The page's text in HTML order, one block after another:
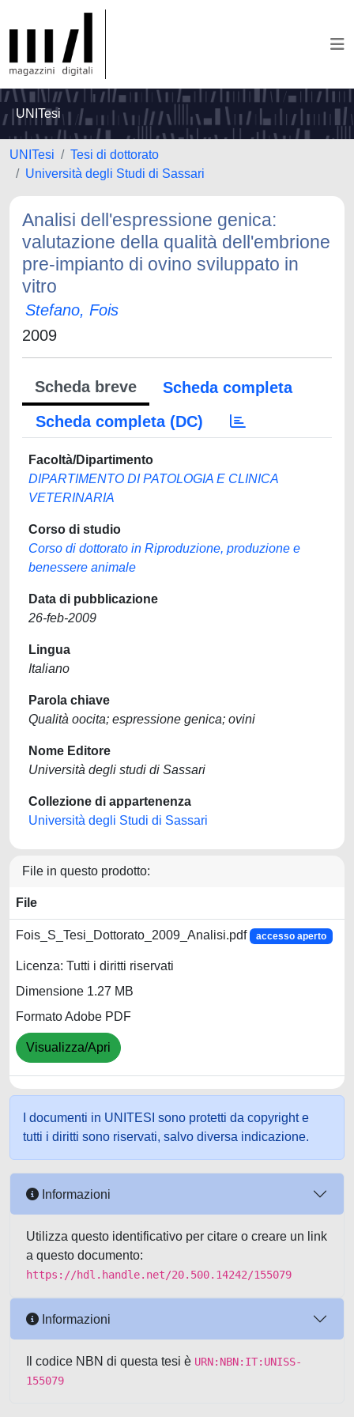
UNITesi
UNITesi
Tesi di dottorato
Università degli Studi di Sassari
Analisi dell'espressione genica:
valutazione della qualità dell'embrione
pre-impianto di ovino sviluppato in
vitro
Stefano, Fois
2009
Scheda breve
Scheda completa
Scheda completa (DC)
Facoltà/Dipartimento
DIPARTIMENTO DI PATOLOGIA E CLINICA
VETERINARIA
Corso di studio
Corso di dottorato in Riproduzione, produzione e
benessere animale
Data di pubblicazione
26-feb-2009
Lingua
Italiano
Parola chiave
Qualità oocita; espressione genica; ovini
Nome Editore
Università degli studi di Sassari
Collezione di appartenenza
Università degli Studi di Sassari
File in questo prodotto:
File
Fois_S_Tesi_Dottorato_2009_Analisi.pdf accesso aperto
Licenza: Tutti i diritti riservati
Dimensione 1.27 MB
Formato Adobe PDF
Visualizza/Apri
I documenti in UNITESI sono protetti da copyright e
tutti i diritti sono riservati, salvo diversa indicazione.
Informazioni
Utilizza questo identificativo per citare o creare un link
a questo documento:
https://hdl.handle.net/20.500.14242/155079
Informazioni
Il codice NBN di questa tesi è URN:NBN:IT:UNISS-
155079